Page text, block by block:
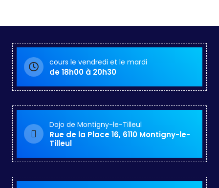
cours le vendredi et le mardi
de 18h00 à 20h30
Dojo de Montigny-le-Tilleul
Rue de la Place 16, 6110 Montigny-le-
Tilleul